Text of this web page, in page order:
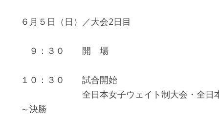
６月５日（日）／大会2日目
９：３０ 開 場
１０：３０ 試合開始
全日本女子ウェイト制大会・全日本高
～決勝